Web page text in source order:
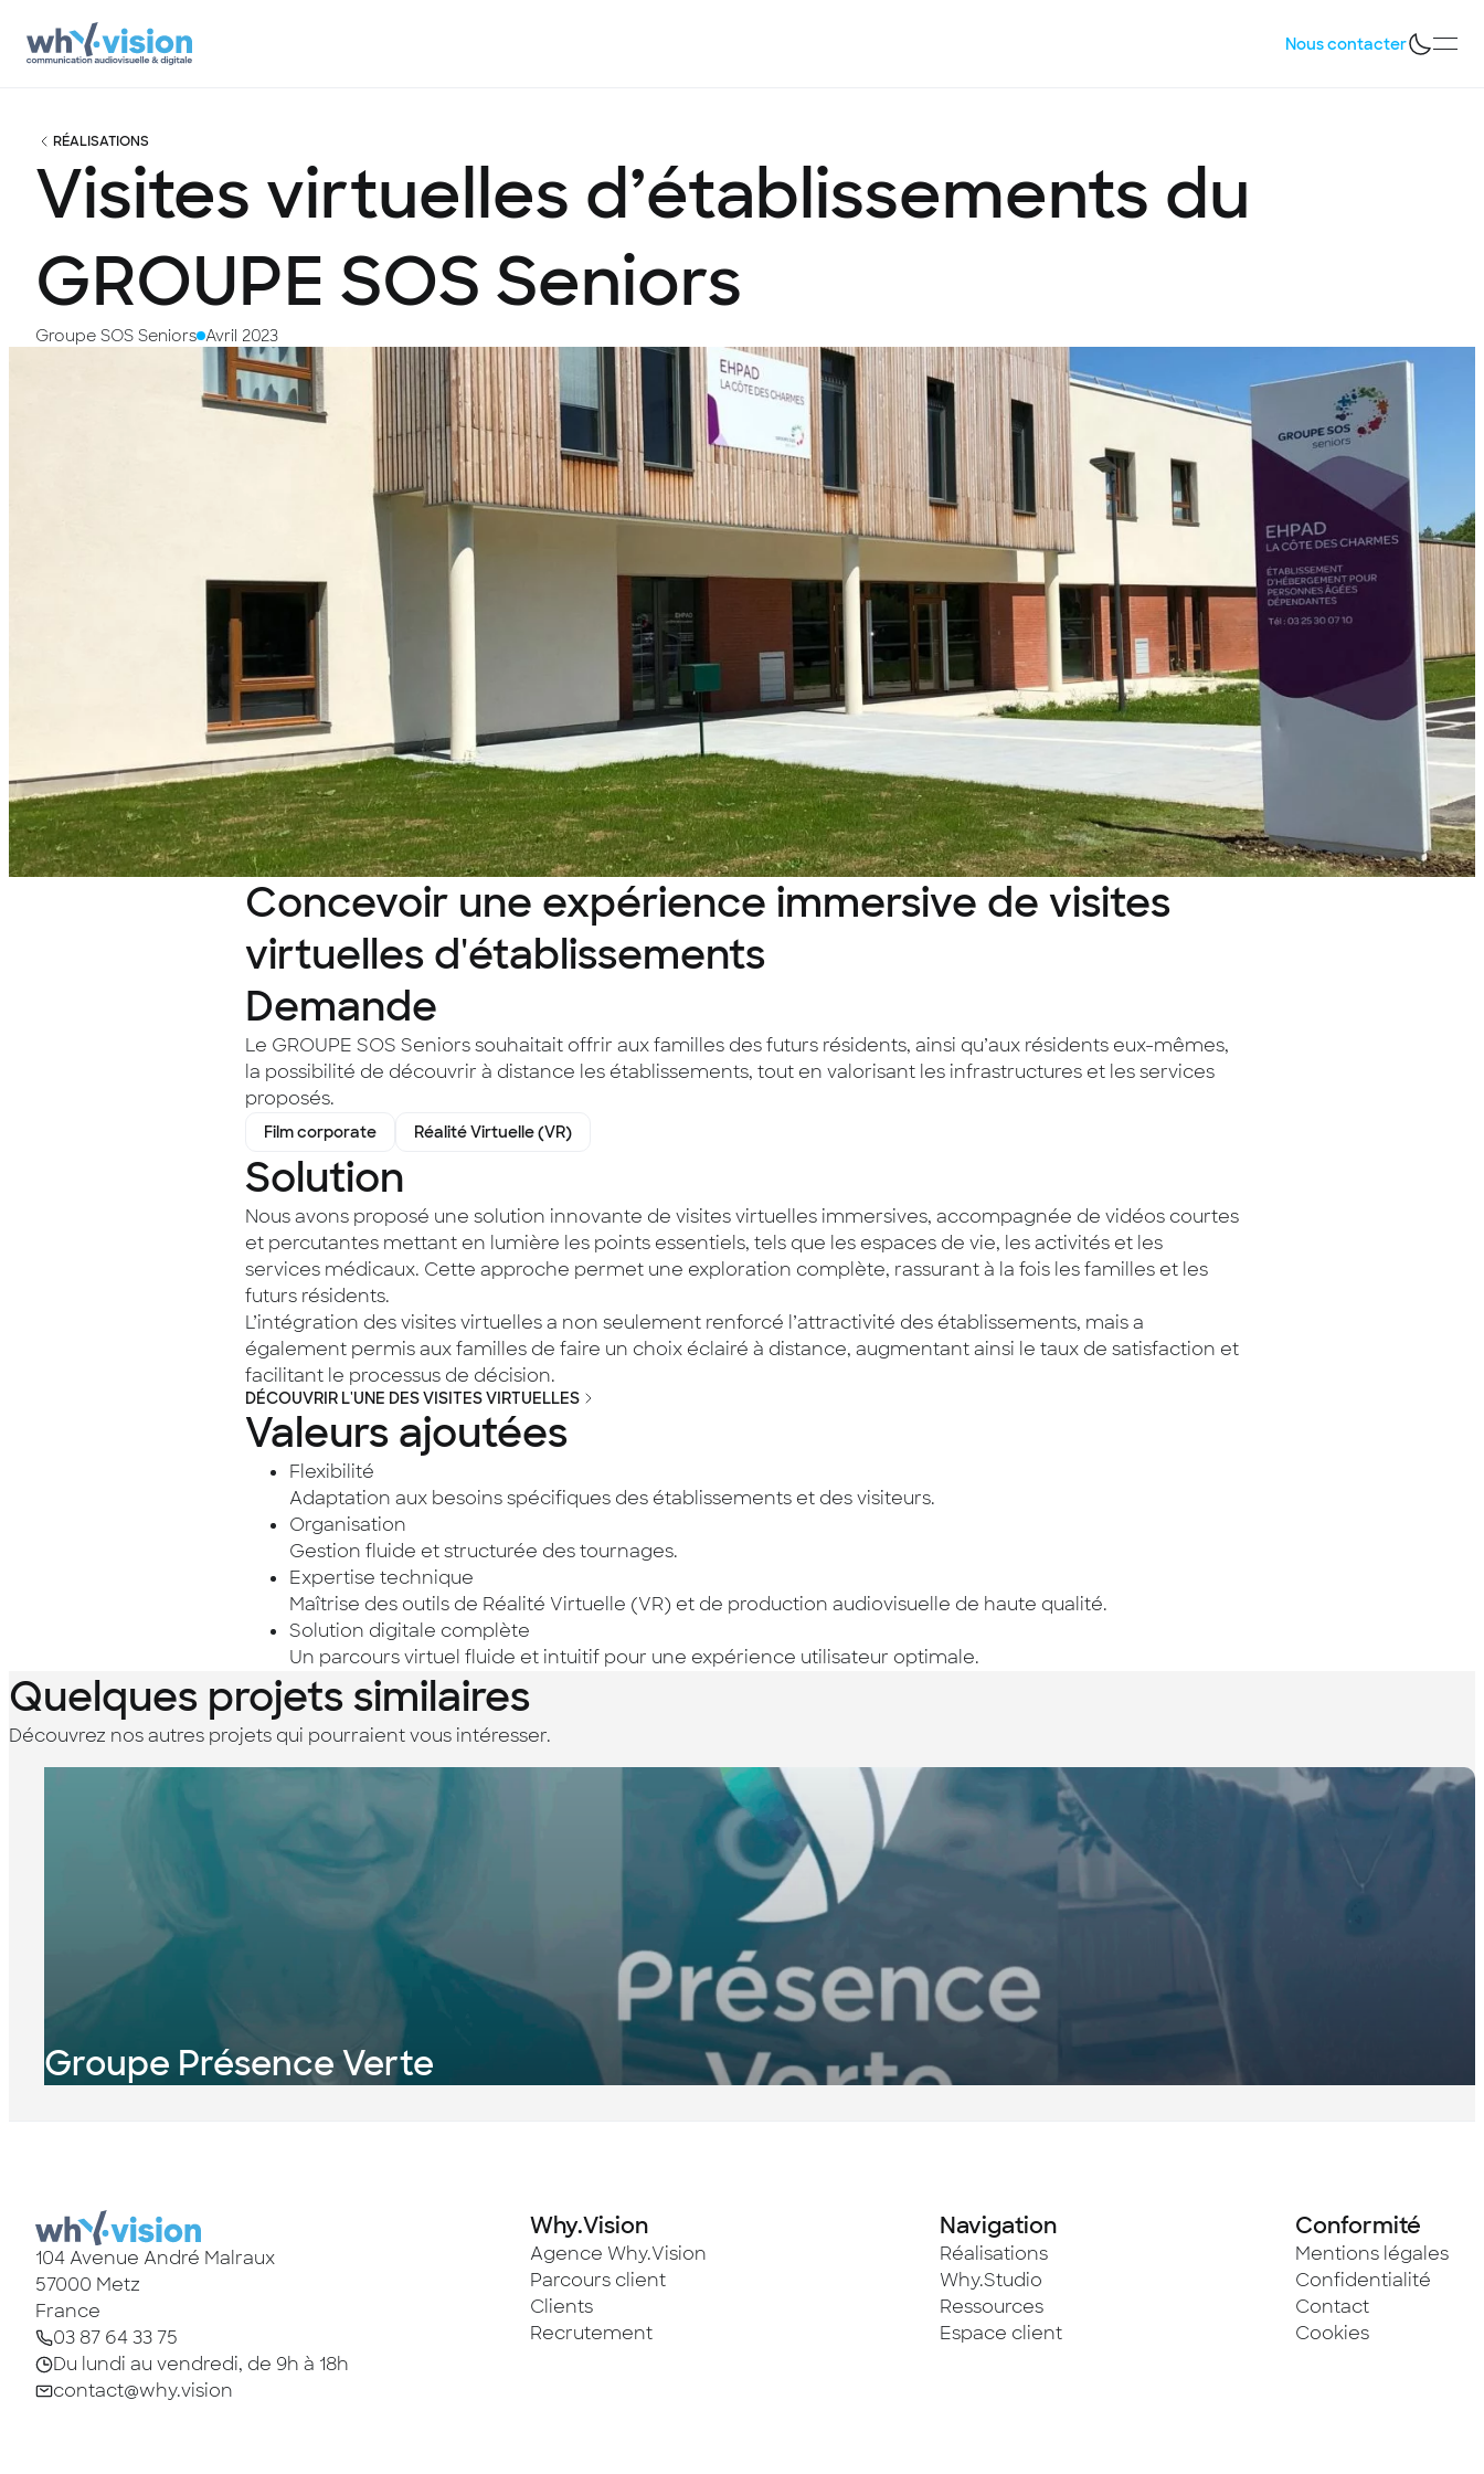
Nous contacter
RÉALISATIONS
Visites virtuelles d’établissements du
GROUPE SOS Seniors
Groupe SOS Seniors Avril 2023
Concevoir une expérience immersive de visites
virtuelles d'établissements
Demande
Le GROUPE SOS Seniors souhaitait offrir aux familles des futurs résidents, ainsi qu’aux résidents eux-mêmes,
la possibilité de découvrir à distance les établissements, tout en valorisant les infrastructures et les services
proposés.
Film corporate Réalité Virtuelle (VR)
Solution
Nous avons proposé une solution innovante de visites virtuelles immersives, accompagnée de vidéos courtes
et percutantes mettant en lumière les points essentiels, tels que les espaces de vie, les activités et les
services médicaux. Cette approche permet une exploration complète, rassurant à la fois les familles et les
futurs résidents.
L’intégration des visites virtuelles a non seulement renforcé l’attractivité des établissements, mais a
également permis aux familles de faire un choix éclairé à distance, augmentant ainsi le taux de satisfaction et
facilitant le processus de décision.
DÉCOUVRIR L'UNE DES VISITES VIRTUELLES
Valeurs ajoutées
Flexibilité
Adaptation aux besoins spécifiques des établissements et des visiteurs.
Organisation
Gestion fluide et structurée des tournages.
Expertise technique
Maîtrise des outils de Réalité Virtuelle (VR) et de production audiovisuelle de haute qualité.
Solution digitale complète
Un parcours virtuel fluide et intuitif pour une expérience utilisateur optimale.
Quelques projets similaires
Découvrez nos autres projets qui pourraient vous intéresser.
Groupe Présence Verte
104 Avenue André Malraux
57000 Metz
France
03 87 64 33 75
Du lundi au vendredi, de 9h à 18h
contact@why.vision
Why.Vision
Agence Why.Vision
Parcours client
Clients
Recrutement
Navigation
Réalisations
Why.Studio
Ressources
Espace client
Conformité
Mentions légales
Confidentialité
Contact
Cookies